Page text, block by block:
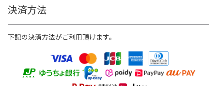
決済方法
下記の決済方法がご利用頂けます。